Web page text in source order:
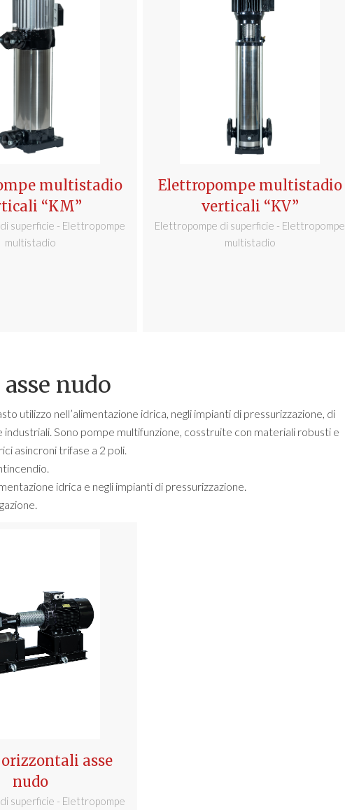
multistadio
“KM”
superficie - Elettropompe
multistadio
Elettropompe multistadio
verticali “KV”
Elettropompe di superficie - Elettropompe
multistadio
nudo
utilizzo nell’alimentazione idrica, negli impianti di pressurizzazione, di
Sono pompe multifunzione, cosstruite con materiali robusti e
asincroni trifase a 2 poli.
idrica e negli impianti di pressurizzazione.
asse
nudo
superficie - Elettropompe